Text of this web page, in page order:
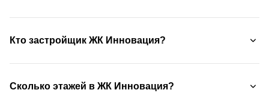
Кто застройщик ЖК Инновация?
Сколько этажей в ЖК Инновация?